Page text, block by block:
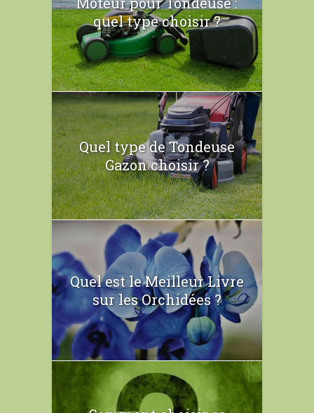
quel type choisir ?
Quel type de Tondeuse
Gazon choisir ?
Quel est le Meilleur Livre
sur les Orchidées ?